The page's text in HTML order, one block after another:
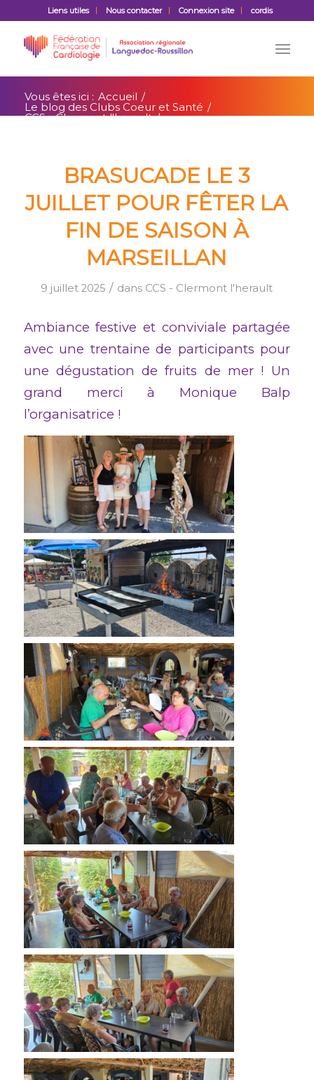
Liens utiles Nous contacter Connexion site cordis
Vous êtes ici : Accueil /
Le blog des Clubs Coeur et Santé /
CCS - Clermont l'herault /
BRASUCADE LE 3
JUILLET POUR FÊTER LA
FIN DE SAISON À
MARSEILLAN
9 juillet 2025 / dans CCS - Clermont l'herault
Ambiance festive et conviviale partagée
avec une trentaine de participants pour
une dégustation de fruits de mer ! Un
grand merci à Monique Balp
l’organisatrice !